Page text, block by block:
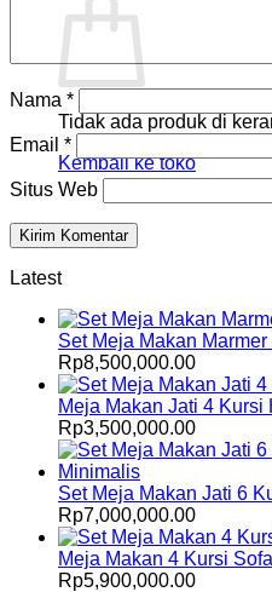
Tidak ada produk di
Kembali ke toko
Nama *
Email *
Situs Web
Latest
Set Meja Makan
Rp8,500,000.00
Meja Makan Jati 4 Kursi
Rp3,500,000.00
Set Meja Makan Jati 6
Rp7,000,000.00
Meja Makan 4 Kursi
Rp5,900,000.00